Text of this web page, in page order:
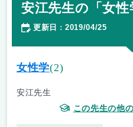
安江先生の「女
更新日 ： 2019/04/25
女性学(2)
安江先生
この先生の他